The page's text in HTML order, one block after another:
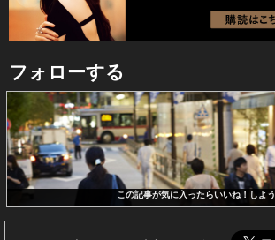
フォローする
この記事が気に入ったらいいね！しよう